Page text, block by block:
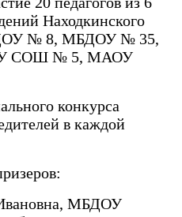
Находкинского
№ 8, МБДОУ № 35,
СОШ № 5, МАОУ
конкурса
в каждой
МБДОУ